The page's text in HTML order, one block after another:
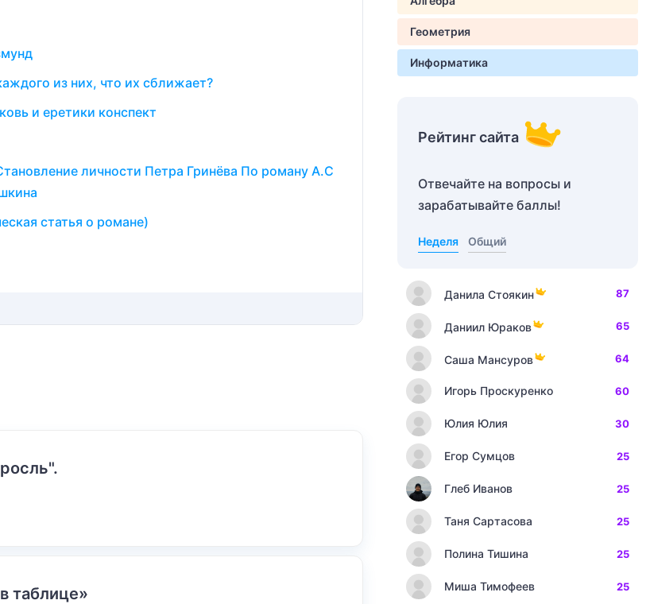
из них, что их сближает?
и еретики конспект
личности Петра Гринёва По роману А.С
статья о романе)
таблице»
Геометрия
Информатика
Рейтинг сайта
Отвечайте на вопросы и
зарабатывайте баллы!
Неделя Общий
Данила Стоякин 87
Даниил Юраков 65
Саша Мансуров 64
Игорь Проскуренко 60
Юлия Юлия 30
Егор Сумцов 25
Глеб Иванов 25
Таня Сартасова 25
Полина Тишина 25
Миша Тимофеев 25